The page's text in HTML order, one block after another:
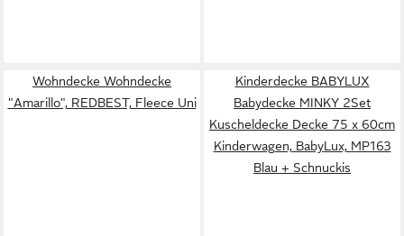
Wohndecke Wohndecke
"Amarillo", REDBEST, Fleece Uni
Kinderdecke BABYLUX
Babydecke MINKY 2Set
Kuscheldecke Decke 75 x 60cm
Kinderwagen, BabyLux, MP163
Blau + Schnuckis